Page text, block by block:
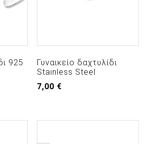
925
Γυναικείο δαχτυλίδι
Stainless Steel
7,00 €